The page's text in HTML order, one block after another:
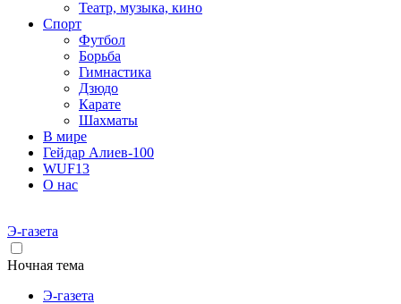
Театр, музыка, кино
Спорт
Футбол
Борьба
Гимнастика
Дзюдо
Карате
Шахматы
В мире
Гейдар Алиев-100
WUF13
О нас
Э-газета
Ночная тема
Э-газета